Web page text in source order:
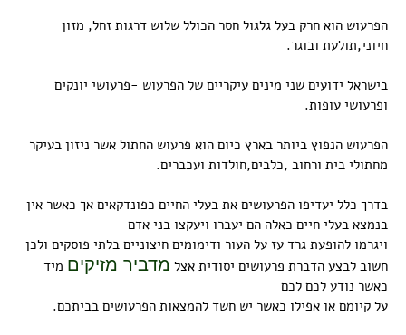
הפרעוש הוא חרק בעל גלגול חסר הכולל שלוש דרגות זחל, מזון
חיוני,תולעת ובוגר.
בישראל ידועים שני מינים עיקריים של הפרעוש -פרעושי יונקים
ופרעושי עופות.
הפרעוש הנפוץ ביותר בארץ כיום הוא פרעוש החתול אשר ניזון בעיקר
מחתולי בית ורחוב ,כלבים,חולדות ועכברים.
בדרך כלל יעדיפו הפרעושים את בעלי החיים כפונדקאים אך כאשר אין
בנמצא בעלי חיים כאלה הם יעברו ויעקצו בני אדם
ויגרמו להופעת גרד עז על העור ודימומים חיצוניים בלתי פוסקים ולכן
חשוב לבצע הדברת פרעושים יסודית אצלמדביר מזיקיםמיד
כאשר נודע לכם לכם
על קיומם או אפילו כאשר יש חשד להמצאות הפרעושים בביתכם.